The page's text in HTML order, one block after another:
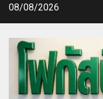
Skip08/08/2026